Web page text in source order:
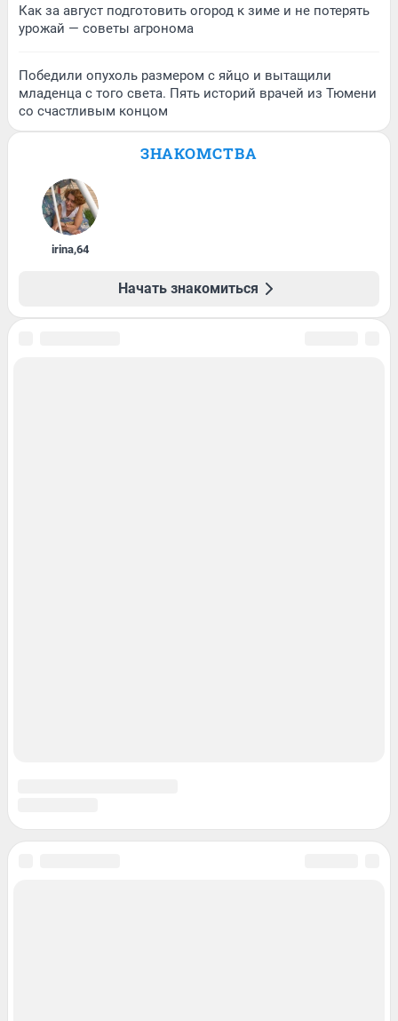
Как за август подготовить огород к зиме и не потерять
урожай — советы агронома
Победили опухоль размером с яйцо и вытащили
младенца с того света. Пять историй врачей из Тюмени
со счастливым концом
ЗНАКОМСТВА
irina,64
Начать знакомиться